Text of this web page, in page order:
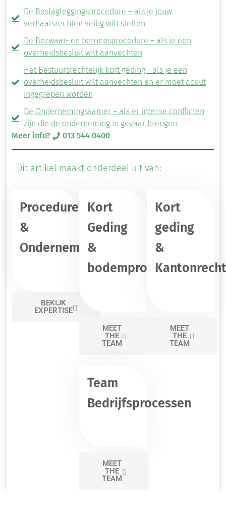
De Beslagleggingsprocedure – als je jouw
verhaalsrechten veilig wilt stellen
De Bezwaar- en beroepsprocedure – als je een
overheidsbesluit wilt aanvechten
Het Bestuursrechtelijk kort geding - als je een
overheidsbesluit wilt aanvechten en er moet acuut
ingegrepen worden
De Ondernemingskamer – als er interne conflicten
zijn die de onderneming in gevaar brengen
Meer info?
013 544 0400
Dit artikel maakt onderdeel uit van:
Procedures
&
Ondernemingskamer
BEKIJK
EXPERTISE
Kort
Geding
&
bodemprocedure
MEET
THE
TEAM
Kort
geding
&
MEET
THE
TEAM
Team
Bedrijfsprocessen
MEET
THE
TEAM